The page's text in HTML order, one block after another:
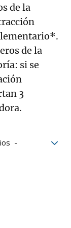
de la
de la
si se
3